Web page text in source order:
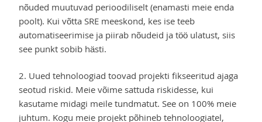
nõuded muutuvad perioodiliselt (enamasti meie enda
poolt). Kui võtta SRE meeskond, kes ise teeb
automatiseerimise ja piirab nõudeid ja töö ulatust, siis
see punkt sobib hästi.
2. Uued tehnoloogiad toovad projekti fikseeritud ajaga
seotud riskid. Meie võime sattuda riskidesse, kui
kasutame midagi meile tundmatut. See on 100% meie
juhtum. Kogu meie projekt põhineb tehnoloogiatel,